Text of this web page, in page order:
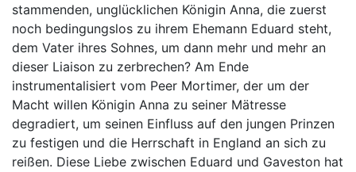
stammenden, unglücklichen Königin Anna, die zuerst
noch bedingungslos zu ihrem Ehemann Eduard steht,
dem Vater ihres Sohnes, um dann mehr und mehr an
dieser Liaison zu zerbrechen? Am Ende
instrumentalisiert vom Peer Mortimer, der um der
Macht willen Königin Anna zu seiner Mätresse
degradiert, um seinen Einfluss auf den jungen Prinzen
zu festigen und die Herrschaft in England an sich zu
reißen. Diese Liebe zwischen Eduard und Gaveston hat